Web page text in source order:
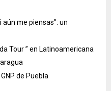
aún me piensas”: un
Tour ” en Latinoamericana
de Puebla